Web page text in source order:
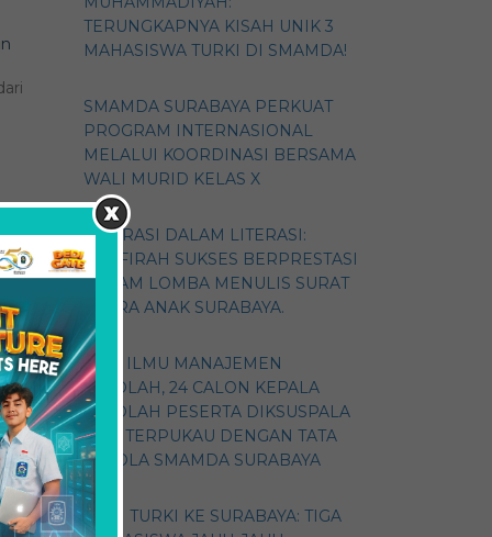
TERUNGKAPNYA KISAH UNIK 3
MAHASISWA TURKI DI SMAMDA!
SMAMDA SURABAYA PERKUAT
PROGRAM INTERNASIONAL
MELALUI KOORDINASI BERSAMA
WALI MURID KELAS X
ASPIRASI DALAM LITERASI:
ZHAFIRAH SUKSES BERPRESTASI
DALAM LOMBA MENULIS SURAT
SUARA ANAK SURABAYA.
GALI ILMU MANAJEMEN
SEKOLAH, 24 CALON KEPALA
SEKOLAH PESERTA DIKSUSPALA
2026 TERPUKAU DENGAN TATA
KELOLA SMAMDA SURABAYA
DARI TURKI KE SURABAYA: TIGA